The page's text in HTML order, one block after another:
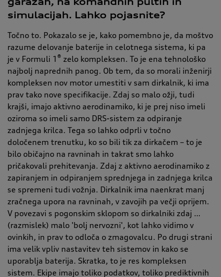
simulacijah. Lahko pojasnite?
Točno to. Pokazalo se je, kako pomembno je, da moštvo
razume delovanje baterije in celotnega sistema, ki pa
je v Formuli 1 ® zelo kompleksen. To je ena tehnološko
najbolj naprednih panog. Ob tem, da so morali inženirji
kompleksen nov motor umestiti v sam dirkalnik, ki ima
prav tako nove specifikacije. Zdaj so malo ožji, tudi
krajši, imajo aktivno aerodinamiko, ki je prej niso imeli
oziroma so imeli samo DRS-sistem za odpiranje
zadnjega krilca. Tega so lahko odprli v točno
določenem trenutku, ko so bili tik za dirkačem – to je
bilo običajno na ravninah in takrat smo lahko
pričakovali prehitevanja. Zdaj z aktivno aerodinamiko z
zapiranjem in odpiranjem sprednjega in zadnjega krilca
se spremeni tudi vožnja. Dirkalnik ima naenkrat manj
zračnega upora na ravninah, v zavojih pa večji oprijem.
V povezavi s pogonskim sklopom so dirkalniki zdaj …
(razmislek) malo 'bolj nervozni', kot lahko vidimo v
ovinkih, in prav to odloča o zmagovalcu. Po drugi strani
ima velik vpliv nastavitev teh sistemov in kako se
uporablja baterija. Skratka, to je res kompleksen
sistem. Ekipe imajo toliko podatkov, toliko prediktivnih